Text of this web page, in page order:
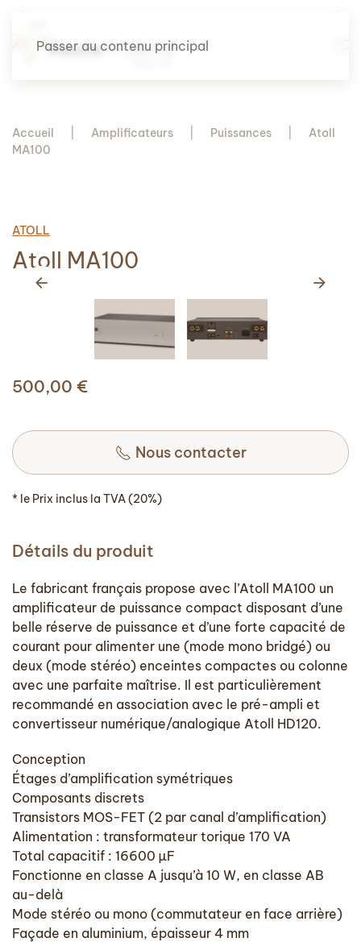
Passer au contenu principal
Accueil Amplificateurs Puissances
Atoll
MA100
ATOLL
Atoll MA100
500,00 €
Nous contacter
* le Prix inclus la TVA (20%)
Détails du produit
Le fabricant français propose avec l’Atoll MA100 un
amplificateur de puissance compact disposant d’une
belle réserve de puissance et d’une forte capacité de
courant pour alimenter une (mode mono bridgé) ou
deux (mode stéréo) enceintes compactes ou colonne
avec une parfaite maîtrise. Il est particulièrement
recommandé en association avec le pré-ampli et
convertisseur numérique/analogique Atoll HD120.
Conception
Étages d’amplification symétriques
Composants discrets
Transistors MOS-FET (2 par canal d’amplification)
Alimentation : transformateur torique 170 VA
Total capacitif : 16600 µF
Fonctionne en classe A jusqu’à 10 W, en classe AB
au-delà
Mode stéréo ou mono (commutateur en face arrière)
Façade en aluminium, épaisseur 4 mm